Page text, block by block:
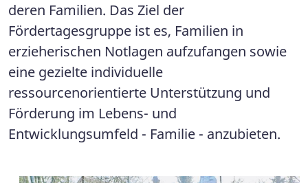
deren Familien. Das Ziel der
Fördertagesgruppe ist es, Familien in
erzieherischen Notlagen aufzufangen sowie
eine gezielte individuelle
ressourcenorientierte Unterstützung und
Förderung im Lebens- und
Entwicklungsumfeld - Familie - anzubieten.